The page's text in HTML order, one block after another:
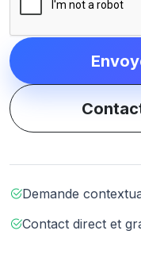
Demande
Contact direct et